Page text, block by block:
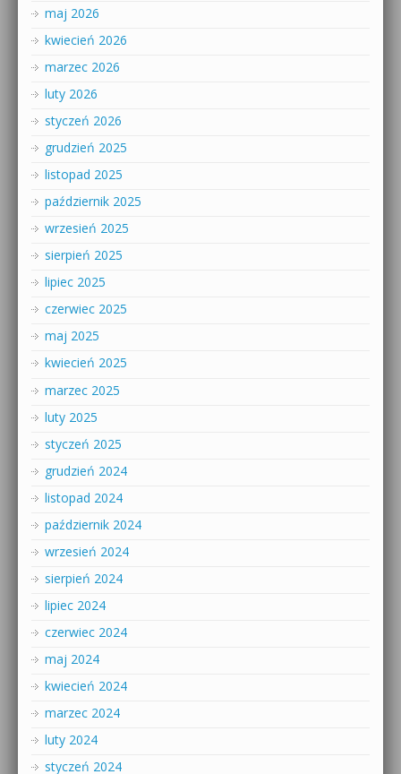
maj 2026
kwiecień 2026
marzec 2026
luty 2026
styczeń 2026
grudzień 2025
listopad 2025
październik 2025
wrzesień 2025
sierpień 2025
lipiec 2025
czerwiec 2025
maj 2025
kwiecień 2025
marzec 2025
luty 2025
styczeń 2025
grudzień 2024
listopad 2024
październik 2024
wrzesień 2024
sierpień 2024
lipiec 2024
czerwiec 2024
maj 2024
kwiecień 2024
marzec 2024
luty 2024
styczeń 2024